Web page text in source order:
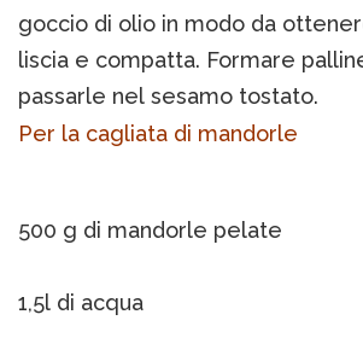
goccio di olio in modo da
liscia e compatta. Formare
passarle nel sesamo tostato.
Per la cagliata di mandorle
500 g di mandorle pelate
1,5l di acqua